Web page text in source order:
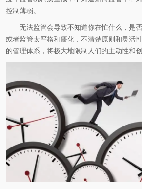
控制薄弱。
无法监管会导致不知道你在忙什么，是
或者监管太严格和僵化，不清楚原则和灵活
的管理体系，将极大地限制人们的主动性和创